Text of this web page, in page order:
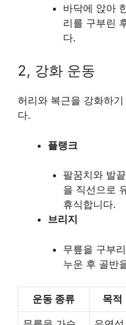
바닥에 앉아
리를 구부린
다.
2, 강화 운동
허리와 복근을 강화하
다.
플랭크
팔꿈치와 발
을 직선으로
휴식합니다.
브리지
무릎을 구부
누운 후 골반
운동 종류 목적